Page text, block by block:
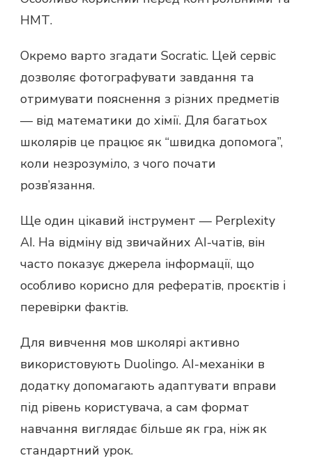
НМТ.
Окремо варто згадати Socratic. Цей сервіс
дозволяє фотографувати завдання та
отримувати пояснення з різних предметів
— від математики до хімії. Для багатьох
школярів це працює як “швидка допомога”,
коли незрозуміло, з чого почати
розв’язання.
Ще один цікавий інструмент — Perplexity
AI. На відміну від звичайних AI-чатів, він
часто показує джерела інформації, що
особливо корисно для рефератів, проєктів і
перевірки фактів.
Для вивчення мов школярі активно
використовують Duolingo. AI-механіки в
додатку допомагають адаптувати вправи
під рівень користувача, а сам формат
навчання виглядає більше як гра, ніж як
стандартний урок.